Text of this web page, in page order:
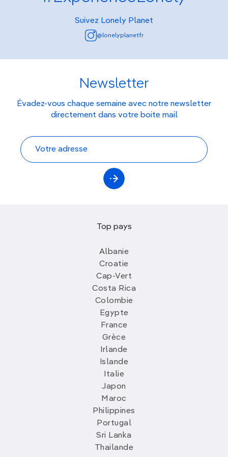
Suivez Lonely Planet
@lonelyplanetfr
Newsletter
Évadez-vous chaque semaine avec notre newsletter
directement dans votre boite mail
Top pays
Albanie
Croatie
Cap-Vert
Costa Rica
Colombie
Egypte
France
Grèce
Irlande
Islande
Italie
Japon
Maroc
Philippines
Portugal
Sri Lanka
Thailande